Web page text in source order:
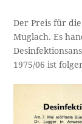
Der Preis für
Muglach. Es
1975/06 ist